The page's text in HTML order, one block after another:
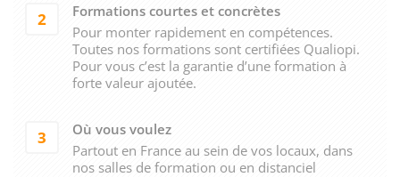
2
Formations courtes et concrètes
Pour monter rapidement en compétences.
Toutes nos formations sont certifiées Qualiopi.
Pour vous c’est la garantie d’une formation à
forte valeur ajoutée.
3
Où vous voulez
Partout en France au sein de vos locaux, dans
nos salles de formation ou en distanciel